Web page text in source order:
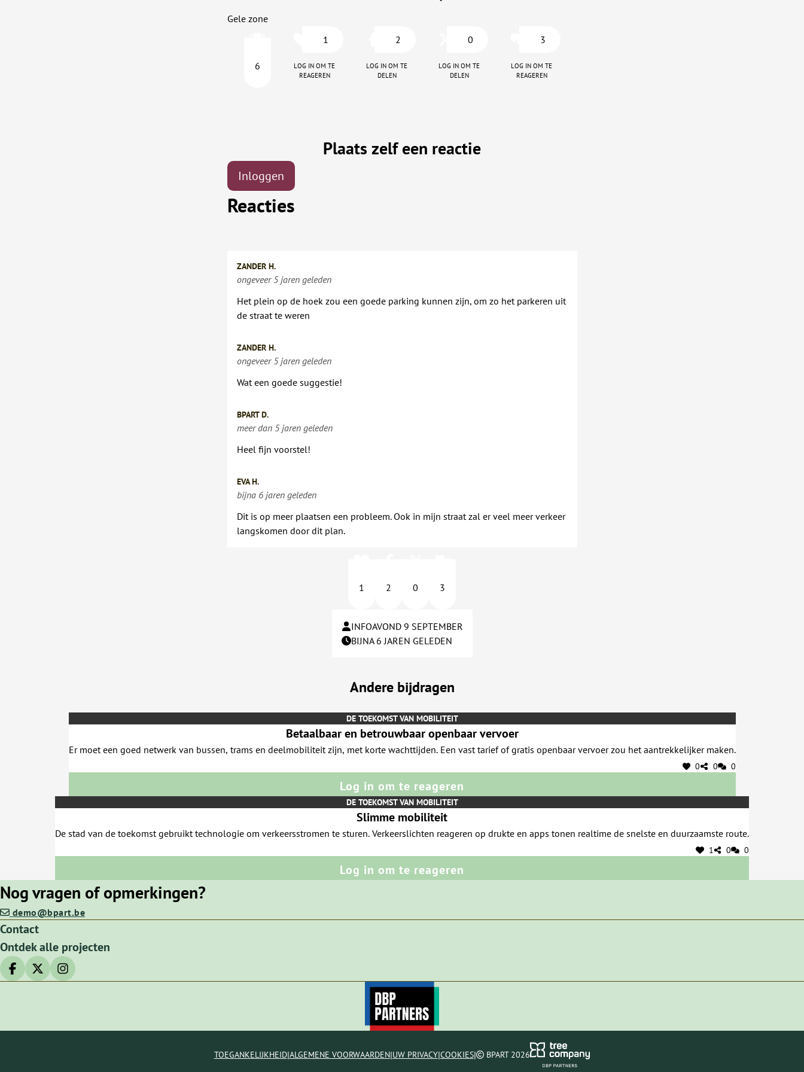
Gele zone
6
1
Log in om te
reageren
2
Log in om te
delen
0
Log in om te
delen
3
Log in om te
reageren
Plaats zelf een reactie
Inloggen
Reacties
ZANDER H.
ongeveer 5 jaren geleden
Het plein op de hoek zou een goede parking kunnen zijn, om zo het parkeren uit
de straat te weren
ZANDER H.
ongeveer 5 jaren geleden
Wat een goede suggestie!
BPART D.
meer dan 5 jaren geleden
Heel fijn voorstel!
EVA H.
bijna 6 jaren geleden
Dit is op meer plaatsen een probleem. Ook in mijn straat zal er veel meer verkeer
langskomen door dit plan.
1 2 0 3
INFOAVOND 9 SEPTEMBER
BIJNA 6 JAREN GELEDEN
Andere bijdragen
DE TOEKOMST VAN MOBILITEIT
Betaalbaar en betrouwbaar openbaar vervoer
Er moet een goed netwerk van bussen, trams en deelmobiliteit zijn, met korte wachttijden. Een vast tarief of gratis openbaar vervoer zou het aantrekkelijker maken.
0 0 0
Log in om te reageren
DE TOEKOMST VAN MOBILITEIT
Slimme mobiliteit
De stad van de toekomst gebruikt technologie om verkeersstromen te sturen. Verkeerslichten reageren op drukte en apps tonen realtime de snelste en duurzaamste route.
1 0 0
Log in om te reageren
Nog vragen of opmerkingen?
demo@bpart.be
Contact
Ontdek alle projecten
Deel op facebook
Deel op X
Deel op Instagram
TOEGANKELIJKHEID|ALGEMENE VOORWAARDEN|UW PRIVACY|COOKIES| BPART 2026